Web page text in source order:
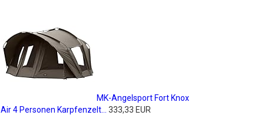
MK-Angelsport Fort Knox
Air 4 Personen Karpfenzelt...
333,33 EUR